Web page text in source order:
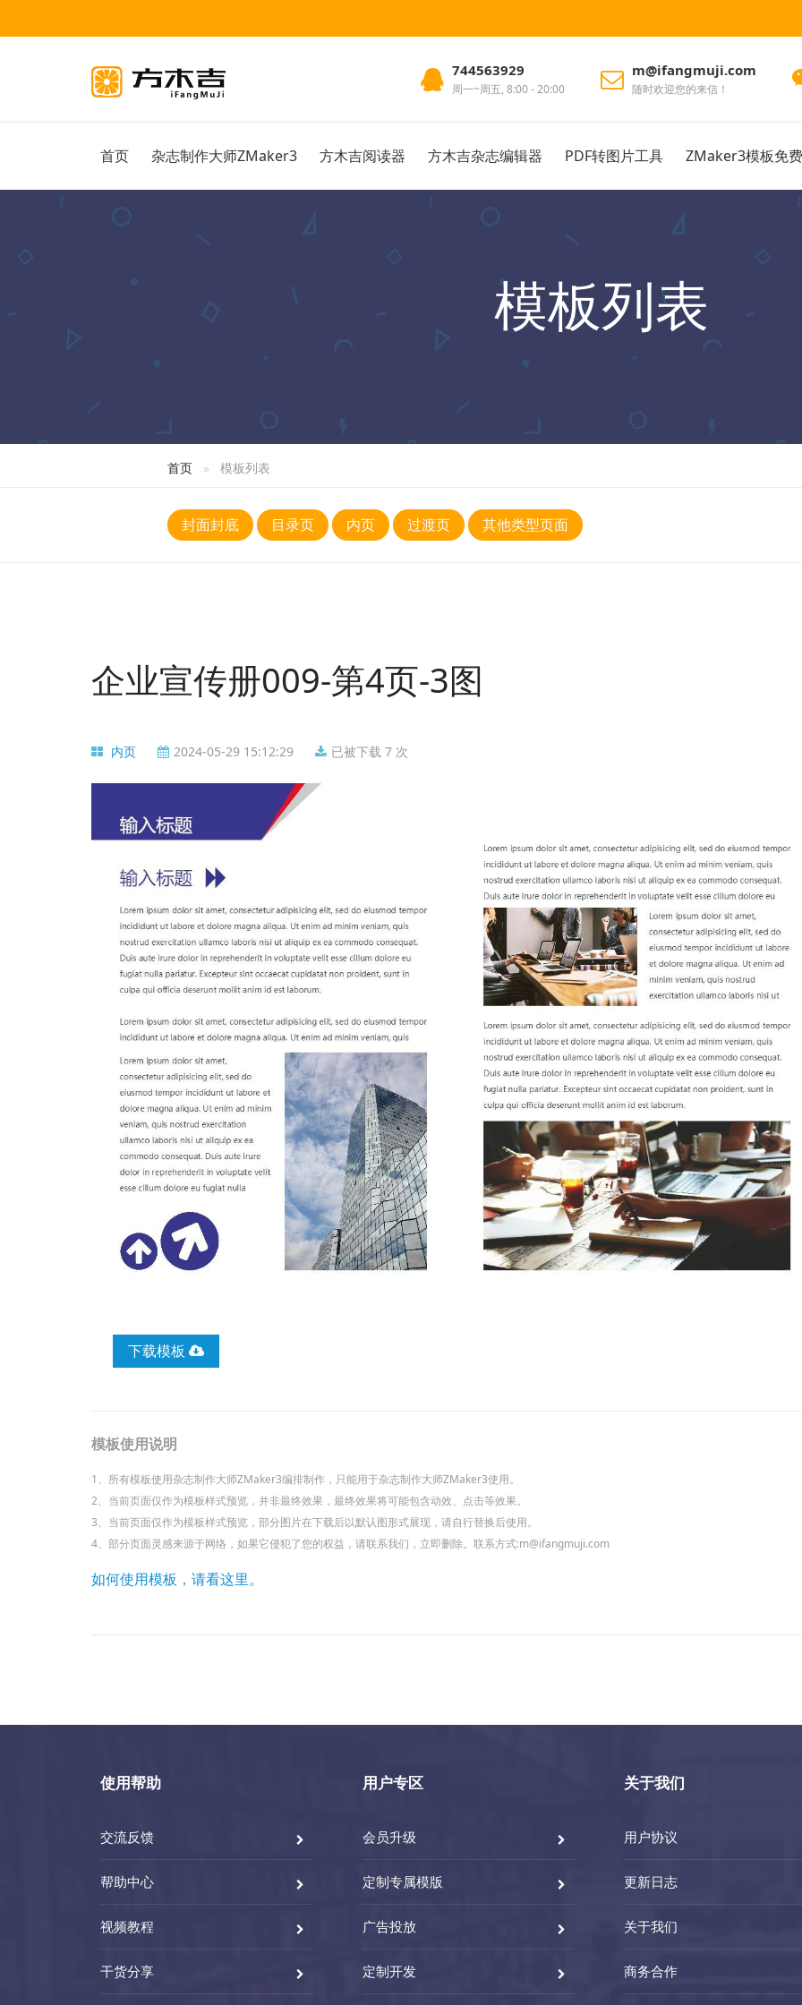
744563929
周一~周五, 8:00 - 20:00
m@ifangmuji.com
随时欢迎您的来信！
首页 杂志制作大师ZMaker3 方木吉阅读器 方木吉杂志编辑器 PDF转图片工具 ZMaker3模板免
模板列表
首页 模板列表
封面封底 目录页 内页 过渡页 其他类型页面
企业宣传册009-第4页-3图
内页 2024-05-29 15:12:29 已被下载 7 次
下载模板
模板使用说明
1、所有模板使用杂志制作大师ZMaker3编排制作，只能用于杂志制作大师ZMaker3使用。
2、当前页面仅作为模板样式预览，并非最终效果，最终效果将可能包含动效、点击等效果。
3、当前页面仅作为模板样式预览，部分图片在下载后以默认图形式展现，请自行替换后使用。
4、部分页面灵感来源于网络，如果它侵犯了您的权益，请联系我们，立即删除。联系方式:m@ifangmuji.com
如何使用模板，请看这里。
使用帮助
交流反馈
帮助中心
视频教程
干货分享
用户专区
会员升级
定制专属模版
广告投放
定制开发
关于我们
用户协议
更新日志
关于我们
商务合作